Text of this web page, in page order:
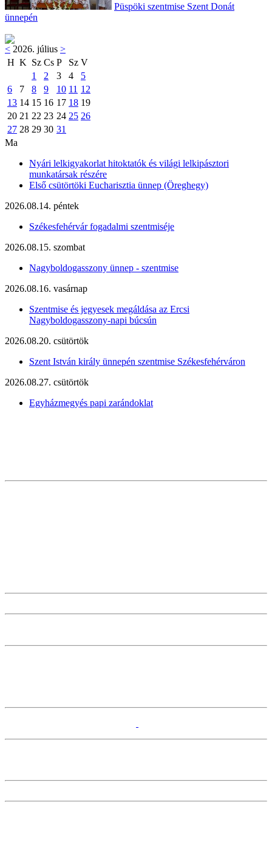
Püspöki szentmise Szent Donát
ünnepén
< 2026. július >
H K Sz Cs P Sz V
1
2 3 4
5
6
7 8 9 10 11 12
13 14 15 16 17 18 19
20 21 22 23 24 25 26
27 28 29 30 31
Ma
Nyári lelkigyakorlat hitoktatók és világi lelkipásztori
munkatársak részére
Első csütörtöki Eucharisztia ünnep (Öreghegy)
2026.08.14. péntek
Székesfehérvár fogadalmi szentmiséje
2026.08.15. szombat
Nagyboldogasszony ünnep - szentmise
2026.08.16. vasárnap
Szentmise és jegyesek megáldása az Ercsi
Nagyboldogasszony-napi búcsún
2026.08.20. csütörtök
Szent István király ünnepén szentmise Székesfehérváron
2026.08.27. csütörtök
Egyházmegyés papi zarándoklat